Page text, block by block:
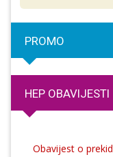
PROMO
HEP OBAVIJESTI
Obavijest o